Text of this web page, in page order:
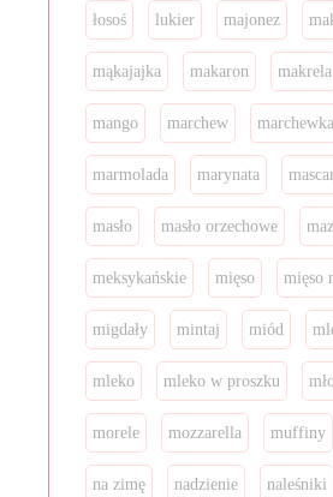
łosoś lukier majonez
mąkajajka makaron makrela
mango marchew marchewka
marmolada marynata
masło masło orzechowe
meksykańskie mięso mięso
migdały mintaj miód
mleko mleko w proszku
morele mozzarella muffiny
na zimę nadzienie naleśniki